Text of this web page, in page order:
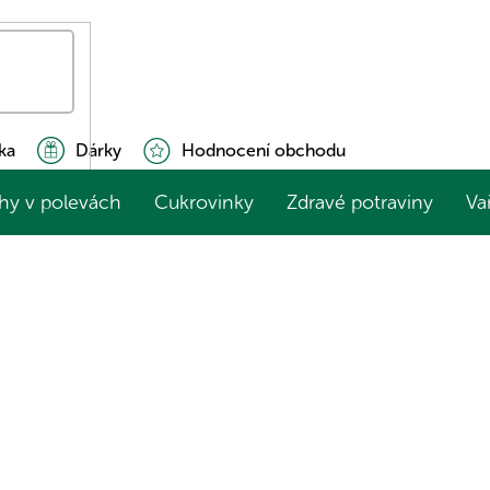
Dárky Hodnocení obchodu
v polevách Cukrovinky Zdravé potraviny